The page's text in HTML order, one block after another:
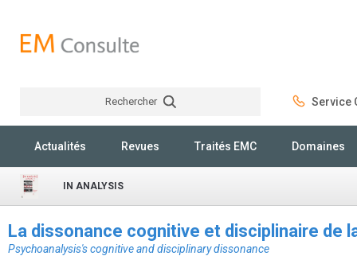
Rechercher Service
Actualités Revues Traités EMC Domaines
IN ANALYSIS
La dissonance cognitive et disciplinaire de
Psychoanalysis's cognitive and disciplinary dissonance